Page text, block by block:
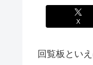
X
回覧板とい